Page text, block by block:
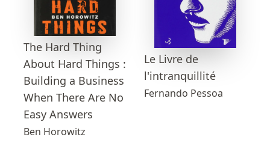
The Hard Thing
About Hard Things :
Building a Business
When There Are No
Easy Answers
Ben Horowitz
Le Livre de
l'intranquillité
Fernando Pessoa